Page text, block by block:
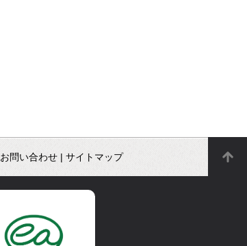
お問い合わせ | サイトマップ